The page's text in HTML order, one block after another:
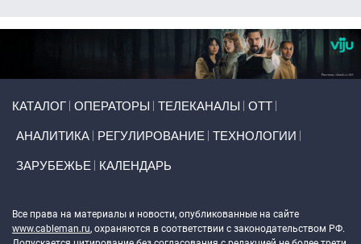
КАТАЛОГ ОПЕРАТОРЫ ТЕЛЕКАНАЛЫ ОТТ
АНАЛИТИКА РЕГУЛИРОВАНИЕ ТЕХНОЛОГИИ
ЗАРУБЕЖЬЕ КАЛЕНДАРЬ
Все права на материалы и новости, опубликованные на сайте
www.cableman.ru, охраняются в соответствии с законодательством РФ.